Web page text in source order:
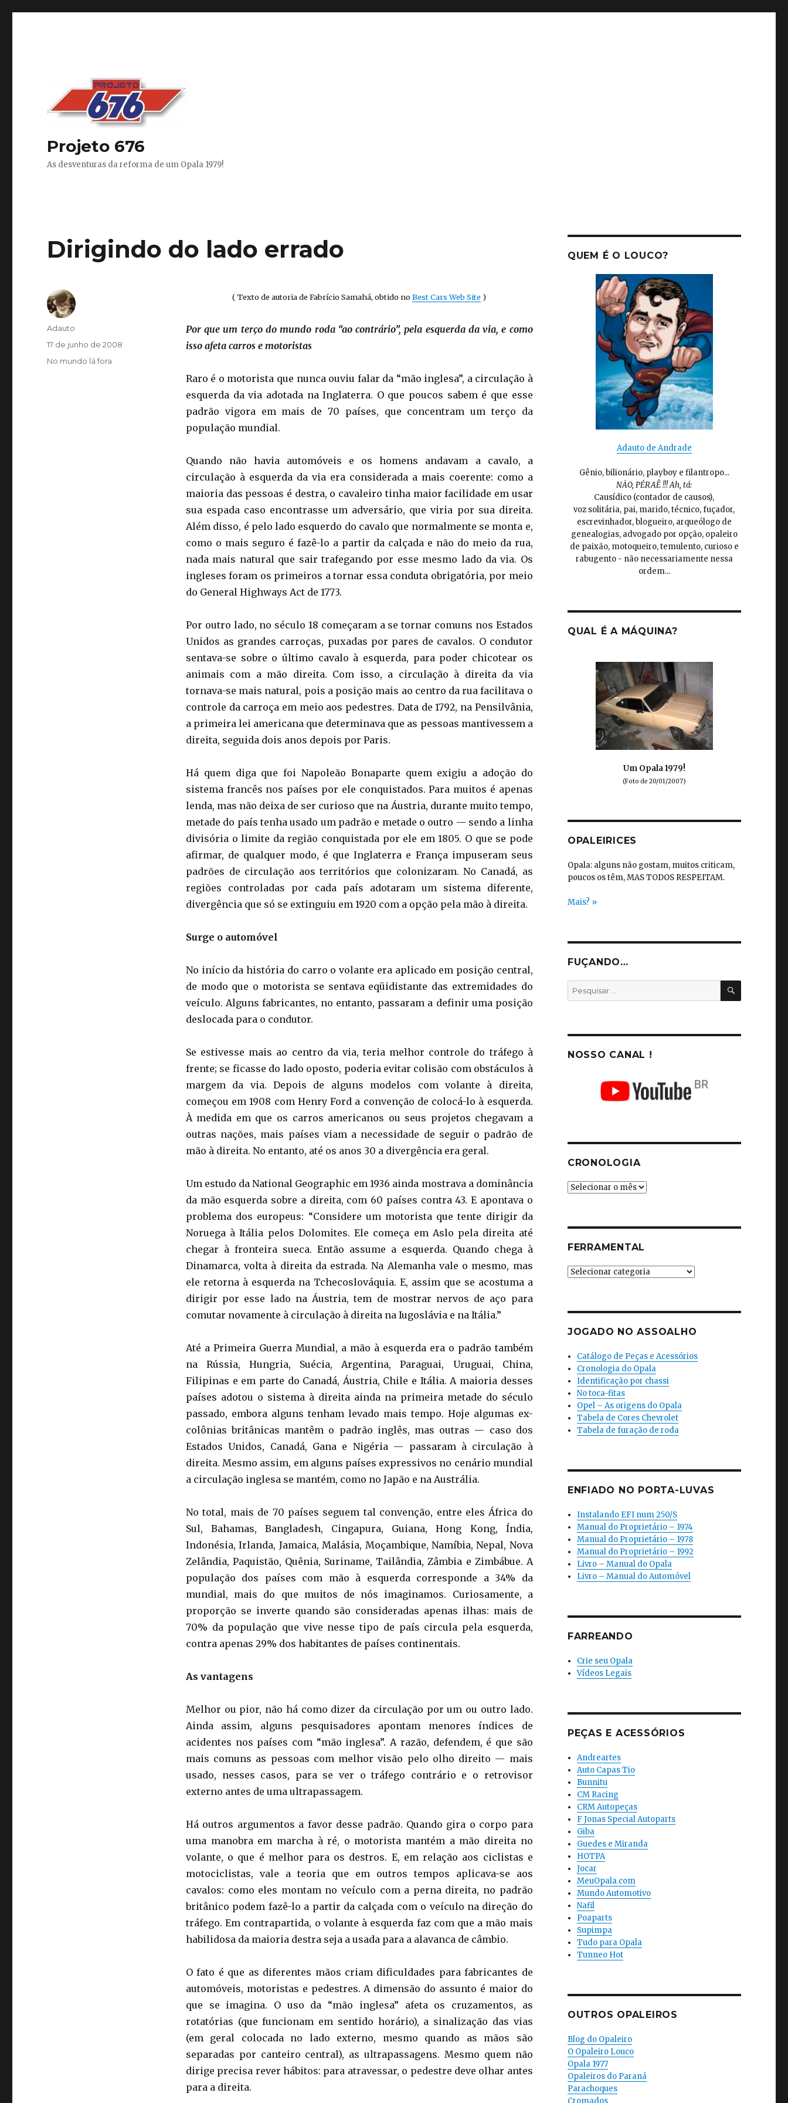
Projeto 676
As desventuras da reforma de um Opala 1979!
Dirigindo do lado errado
( Texto de autoria de Fabrício Samahá, obtido noBest Cars Web Site )
Por que um terço do mundo roda “ao contrário”, pela esquerda da via, e como
isso afeta carros e motoristas
Raro é o motorista que nunca ouviu falar da “mão inglesa”, a circulação à
esquerda da via adotada na Inglaterra. O que poucos sabem é que esse
padrão vigora em mais de 70 países, que concentram um terço da
população mundial.
Quando não havia automóveis e os homens andavam a cavalo, a
circulação à esquerda da via era considerada a mais coerente: como a
maioria das pessoas é destra, o cavaleiro tinha maior facilidade em usar
sua espada caso encontrasse um adversário, que viria por sua direita.
Além disso, é pelo lado esquerdo do cavalo que normalmente se monta e,
como o mais seguro é fazê-lo a partir da calçada e não do meio da rua,
nada mais natural que sair trafegando por esse mesmo lado da via. Os
ingleses foram os primeiros a tornar essa conduta obrigatória, por meio
do General Highways Act de 1773.
Por outro lado, no século 18 começaram a se tornar comuns nos Estados
Unidos as grandes carroças, puxadas por pares de cavalos. O condutor
sentava-se sobre o último cavalo à esquerda, para poder chicotear os
animais com a mão direita. Com isso, a circulação à direita da via
tornava-se mais natural, pois a posição mais ao centro da rua facilitava o
controle da carroça em meio aos pedestres. Data de 1792, na Pensilvânia,
a primeira lei americana que determinava que as pessoas mantivessem a
direita, seguida dois anos depois por Paris.
Há quem diga que foi Napoleão Bonaparte quem exigiu a adoção do
sistema francês nos países por ele conquistados. Para muitos é apenas
lenda, mas não deixa de ser curioso que na Áustria, durante muito tempo,
metade do país tenha usado um padrão e metade o outro — sendo a linha
divisória o limite da região conquistada por ele em 1805. O que se pode
afirmar, de qualquer modo, é que Inglaterra e França impuseram seus
padrões de circulação aos territórios que colonizaram. No Canadá, as
regiões controladas por cada país adotaram um sistema diferente,
divergência que só se extinguiu em 1920 com a opção pela mão à direita.
Surge o automóvel
No início da história do carro o volante era aplicado em posição central,
de modo que o motorista se sentava eqüidistante das extremidades do
veículo. Alguns fabricantes, no entanto, passaram a definir uma posição
deslocada para o condutor.
Se estivesse mais ao centro da via, teria melhor controle do tráfego à
frente; se ficasse do lado oposto, poderia evitar colisão com obstáculos à
margem da via. Depois de alguns modelos com volante à direita,
começou em 1908 com Henry Ford a convenção de colocá-lo à esquerda.
À medida em que os carros americanos ou seus projetos chegavam a
outras nações, mais países viam a necessidade de seguir o padrão de
mão à direita. No entanto, até os anos 30 a divergência era geral.
Um estudo da National Geographic em 1936 ainda mostrava a dominância
da mão esquerda sobre a direita, com 60 países contra 43. E apontava o
problema dos europeus: “Considere um motorista que tente dirigir da
Noruega à Itália pelos Dolomites. Ele começa em Aslo pela direita até
chegar à fronteira sueca. Então assume a esquerda. Quando chega à
Dinamarca, volta à direita da estrada. Na Alemanha vale o mesmo, mas
ele retorna à esquerda na Tchecoslováquia. E, assim que se acostuma a
dirigir por esse lado na Áustria, tem de mostrar nervos de aço para
comutar novamente à circulação à direita na Iugoslávia e na Itália.”
Até a Primeira Guerra Mundial, a mão à esquerda era o padrão também
na Rússia, Hungria, Suécia, Argentina, Paraguai, Uruguai, China,
Filipinas e em parte do Canadá, Áustria, Chile e Itália. A maioria desses
países adotou o sistema à direita ainda na primeira metade do século
passado, embora alguns tenham levado mais tempo. Hoje algumas ex-
colônias britânicas mantêm o padrão inglês, mas outras — caso dos
Estados Unidos, Canadá, Gana e Nigéria — passaram à circulação à
direita. Mesmo assim, em alguns países expressivos no cenário mundial
a circulação inglesa se mantém, como no Japão e na Austrália.
No total, mais de 70 países seguem tal convenção, entre eles África do
Sul, Bahamas, Bangladesh, Cingapura, Guiana, Hong Kong, Índia,
Indonésia, Irlanda, Jamaica, Malásia, Moçambique, Namíbia, Nepal, Nova
Zelândia, Paquistão, Quênia, Suriname, Tailândia, Zâmbia e Zimbábue. A
população dos países com mão à esquerda corresponde a 34% da
mundial, mais do que muitos de nós imaginamos. Curiosamente, a
proporção se inverte quando são consideradas apenas ilhas: mais de
70% da população que vive nesse tipo de país circula pela esquerda,
contra apenas 29% dos habitantes de países continentais.
As vantagens
Melhor ou pior, não há como dizer da circulação por um ou outro lado.
Ainda assim, alguns pesquisadores apontam menores índices de
acidentes nos países com “mão inglesa”. A razão, defendem, é que são
mais comuns as pessoas com melhor visão pelo olho direito — mais
usado, nesses casos, para se ver o tráfego contrário e o retrovisor
externo antes de uma ultrapassagem.
Há outros argumentos a favor desse padrão. Quando gira o corpo para
uma manobra em marcha à ré, o motorista mantém a mão direita no
volante, o que é melhor para os destros. E, em relação aos ciclistas e
motociclistas, vale a teoria que em outros tempos aplicava-se aos
cavalos: como eles montam no veículo com a perna direita, no padrão
britânico podem fazê-lo a partir da calçada com o veículo na direção do
tráfego. Em contrapartida, o volante à esquerda faz com que a mão mais
habilidosa da maioria destra seja a usada para a alavanca de câmbio.
O fato é que as diferentes mãos criam dificuldades para fabricantes de
automóveis, motoristas e pedestres. A dimensão do assunto é maior do
que se imagina. O uso da “mão inglesa” afeta os cruzamentos, as
rotatórias (que funcionam em sentido horário), a sinalização das vias
(em geral colocada no lado externo, mesmo quando as mãos são
separadas por canteiro central), as ultrapassagens. Mesmo quem não
dirige precisa rever hábitos: para atravessar, o pedestre deve olhar antes
para a direita.
Autor
Adauto
Publicado
17 de junho de 2008
Categorias
No mundo lá fora
QUEM É O LOUCO?
Adauto de Andrade
Gênio, bilionário, playboy e filantropo...
NÃO, PÉRAÊ !!! Ah, tá:
Causídico (contador de causos),
voz solitária, pai, marido, técnico, fuçador,
escrevinhador, blogueiro, arqueólogo de
genealogias, advogado por opção, opaleiro
de paixão, motoqueiro, temulento, curioso e
rabugento - não necessariamente nessa
ordem...
QUAL É A MÁQUINA?
Um Opala 1979!
(Foto de 20/01/2007)
OPALEIRICES
Opala: alguns não gostam, muitos criticam,
poucos os têm, MAS TODOS RESPEITAM.
Mais? »
FUÇANDO…
Pesquisar
por:
NOSSO CANAL !
CRONOLOGIA
Cronologia
FERRAMENTAL
Ferramental
JOGADO NO ASSOALHO
Catálogo de Peças e Acessórios
Cronologia do Opala
Identificação por chassi
No toca-fitas
Opel – As origens do Opala
Tabela de Cores Chevrolet
Tabela de furação de roda
ENFIADO NO PORTA-LUVAS
Instalando EFI num 250/S
Manual do Proprietário – 1974
Manual do Proprietário – 1978
Manual do Proprietário – 1992
Livro – Manual do Opala
Livro – Manual do Automóvel
FARREANDO
Crie seu Opala
Vídeos Legais
PEÇAS E ACESSÓRIOS
Andreartes
Auto Capas Tio
Bunnitu
CM Racing
CRM Autopeças
F Jonas Special Autoparts
Giba
Guedes e Miranda
HOTPA
Jocar
MeuOpala.com
Mundo Automotivo
Nafil
Poaparts
Supimpa
Tudo para Opala
Tunneo Hot
OUTROS OPALEIROS
Blog do Opaleiro
O Opaleiro Louco
Opala 1977
Opaleiros do Paraná
Parachoques